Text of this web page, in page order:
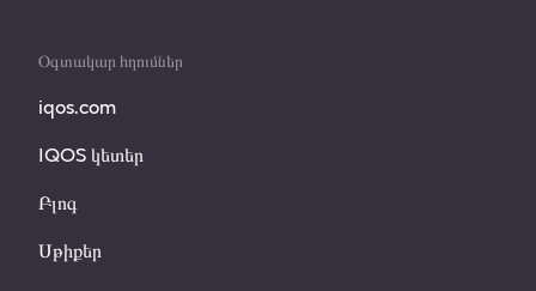
Օգտակար հղումներ
iqos.com
IQOS կետեր
Բլոգ
Սթիքեր